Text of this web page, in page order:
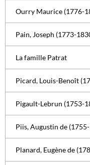
Ourry Maurice (1776-
Pain, Joseph (1773-
La famille Patrat
Picard, Louis-Benoît
Pigault-Lebrun (1753-
Piis, Augustin de
Planard, Eugène de